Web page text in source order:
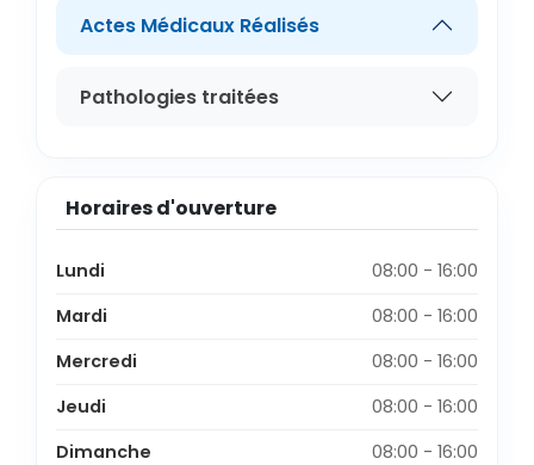
Actes Médicaux Réalisés
Pathologies traitées
Horaires d'ouverture
Lundi
08:00 - 16:00
Mardi
08:00 - 16:00
Mercredi
08:00 - 16:00
Jeudi
08:00 - 16:00
Dimanche
08:00 - 16:00